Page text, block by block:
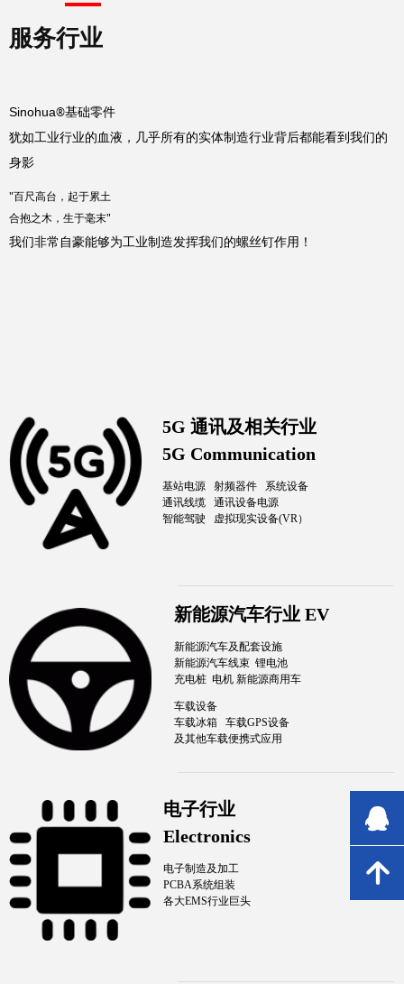
服务行业
Sinohua®基础零件
犹如工业行业的血液，几乎所有的实体制造行业背后都能看到我们的
身影
"百尺高台，起于累土
合抱之木，生于毫末"
我们非常自豪能够为工业制造发挥我们的螺丝钉作用！
5G 通讯及相关行业
5G Communication
基站电源 射频器件 系统设备
通讯线缆 通讯设备电源
智能驾驶 虚拟现实设备(VR）
电子行业
Electronics
电子制造及加工
PCBA系统组装
各大EMS行业巨头
新能源汽车行业 EV
新能源汽车及配套设施
新能源汽车线束 锂电池
充电桩 电机 新能源商用车
车载设备
车载冰箱 车载GPS设备
及其他车载便携式应用
뀩
녕
뀩
녕